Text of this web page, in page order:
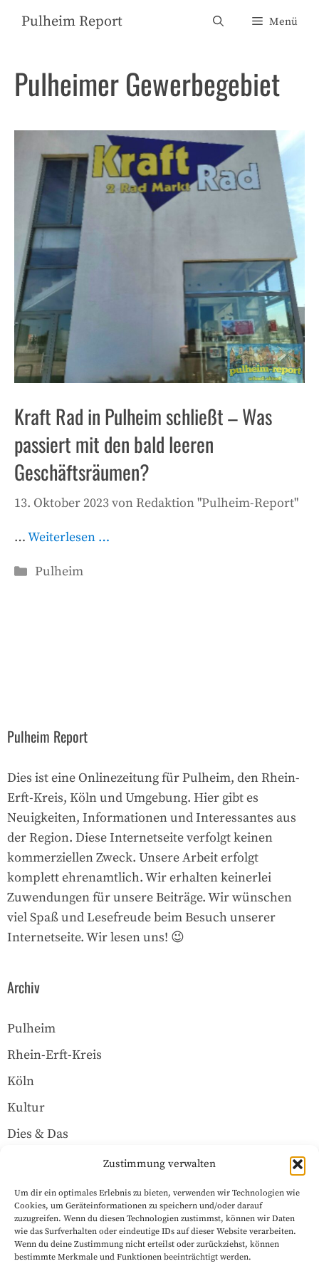
Zustimmung verwalten
Um dir ein optimales Erlebnis zu bieten, verwenden wir Technologien wie
Cookies, um Geräteinformationen zu speichern und/oder darauf
zuzugreifen. Wenn du diesen Technologien zustimmst, können wir Daten
wie das Surfverhalten oder eindeutige IDs auf dieser Website verarbeiten.
Wenn du deine Zustimmung nicht erteilst oder zurückziehst, können
bestimmte Merkmale und Funktionen beeinträchtigt werden.
InhaltPulheim Report Menü
Pulheimer Gewerbegebiet
Kraft Rad in Pulheim schließt – Was
passiert mit den bald leeren
Geschäftsräumen?
13. Oktober 2023von Redaktion "Pulheim-Report"
…Weiterlesen …
Kategorien
Pulheim
Pulheim Report
Dies ist eine Onlinezeitung für Pulheim, den Rhein-
Erft-Kreis, Köln und Umgebung. Hier gibt es
Neuigkeiten, Informationen und Interessantes aus
der Region. Diese Internetseite verfolgt keinen
kommerziellen Zweck. Unsere Arbeit erfolgt
komplett ehrenamtlich. Wir erhalten keinerlei
Zuwendungen für unsere Beiträge. Wir wünschen
viel Spaß und Lesefreude beim Besuch unserer
Internetseite. Wir lesen uns! 😉
Archiv
Pulheim
Rhein-Erft-Kreis
Köln
Kultur
Dies & Das
Rechtliches
Datenschutzerklärung